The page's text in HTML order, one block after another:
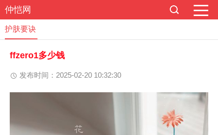
仲恺网
护肤要诀
ffzero1多少钱
发布时间：2025-02-20 10:32:30